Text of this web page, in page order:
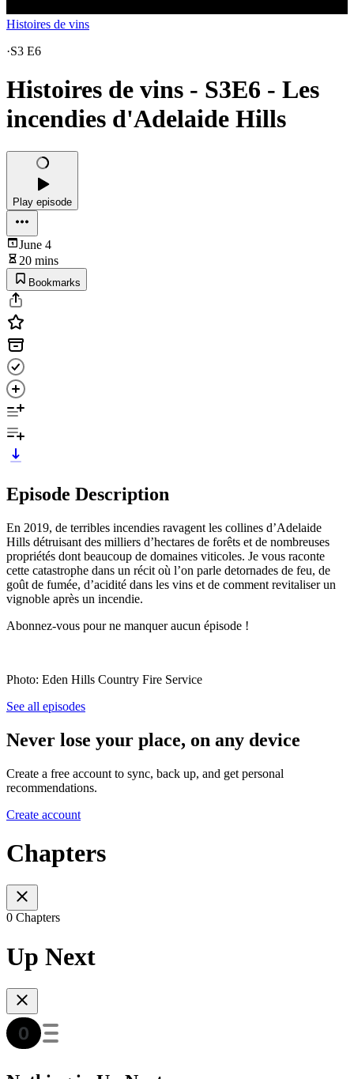
Histoires de vins
·S3 E6
Histoires de vins - S3E6 - Les
incendies d'Adelaide Hills
Play episode
June 4
20 mins
Bookmarks
Episode Description
En 2019, de terribles incendies ravagent les collines d’Adelaide
Hills détruisant des milliers d’hectares de forêts et de nombreuses
propriétés dont beaucoup de domaines viticoles. Je vous raconte
cette catastrophe dans un récit où l’on parle detornades de feu, de
goût de fumée, d’acidité dans les vins et de comment revitaliser un
vignoble après un incendie.
Abonnez-vous pour ne manquer aucun épisode !
Photo: Eden Hills Country Fire Service
See all episodes
Never lose your place, on any device
Create a free account to sync, back up, and get personal
recommendations.
Create account
Chapters
0 Chapters
Up Next